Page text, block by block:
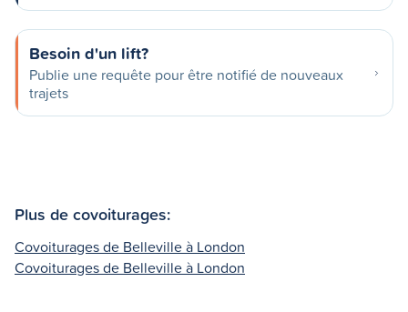
Besoin d'un lift?
Publie une requête pour être notifié de nouveaux
trajets
Plus de covoiturages:
Covoiturages de Belleville à London
Covoiturages de Belleville à London